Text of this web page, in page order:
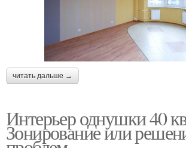
читать дальше →
Интерьер однушки 40
Зонирование или